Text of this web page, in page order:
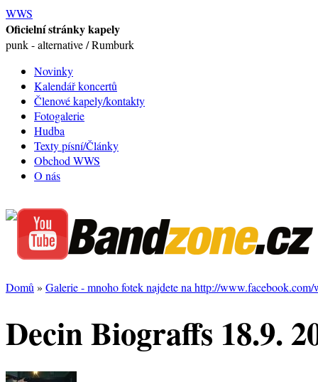
WWS
Oficielní stránky kapely
punk - alternative / Rumburk
Novinky
Kalendář koncertů
Členové kapely/kontakty
Fotogalerie
Hudba
Texty písní/Články
Obchod WWS
O nás
Domů » Galerie - mnoho fotek najdete na http://www.facebook.com/
Decin Biograffs 18.9.